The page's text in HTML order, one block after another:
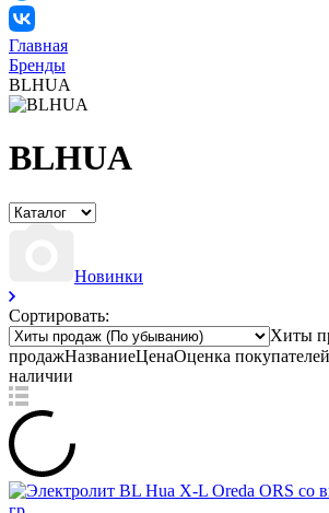
Главная
Бренды
BLHUA
BLHUA
Новинки
Сортировать:
Хиты
продажНазваниеЦенаОценка покупателей
наличии